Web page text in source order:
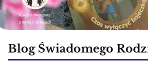
Blog Świadomego